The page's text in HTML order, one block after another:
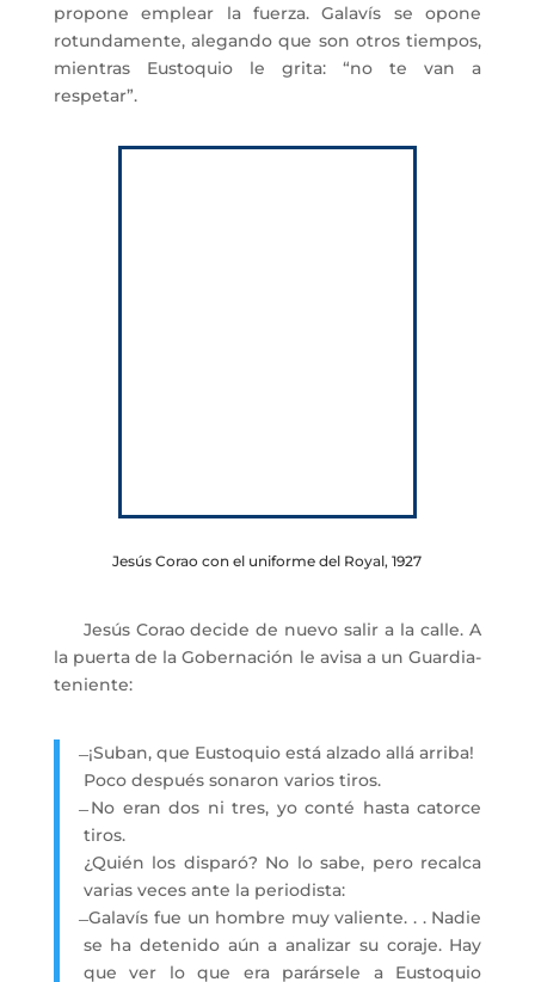
propone emplear la fuerza. Galavís se opone
rotundamente, alegando que son otros tiempos,
mientras Eustoquio le grita: “no te van a
respetar”.
Jesús Corao con el uniforme del Royal, 1927
Jesús Corao decide de nuevo salir a la calle. A
la puerta de la Gobernación le avisa a un Guardia-
teniente:
̶ ¡Suban, que Eustoquio está alzado allá arriba!
Poco después sonaron varios tiros.
̶ No eran dos ni tres, yo conté hasta catorce
tiros.
¿Quién los disparó? No lo sabe, pero recalca
varias veces ante la periodista:
̶ Galavís fue un hombre muy valiente. . . Nadie
se ha detenido aún a analizar su coraje. Hay
que ver lo que era parársele a Eustoquio